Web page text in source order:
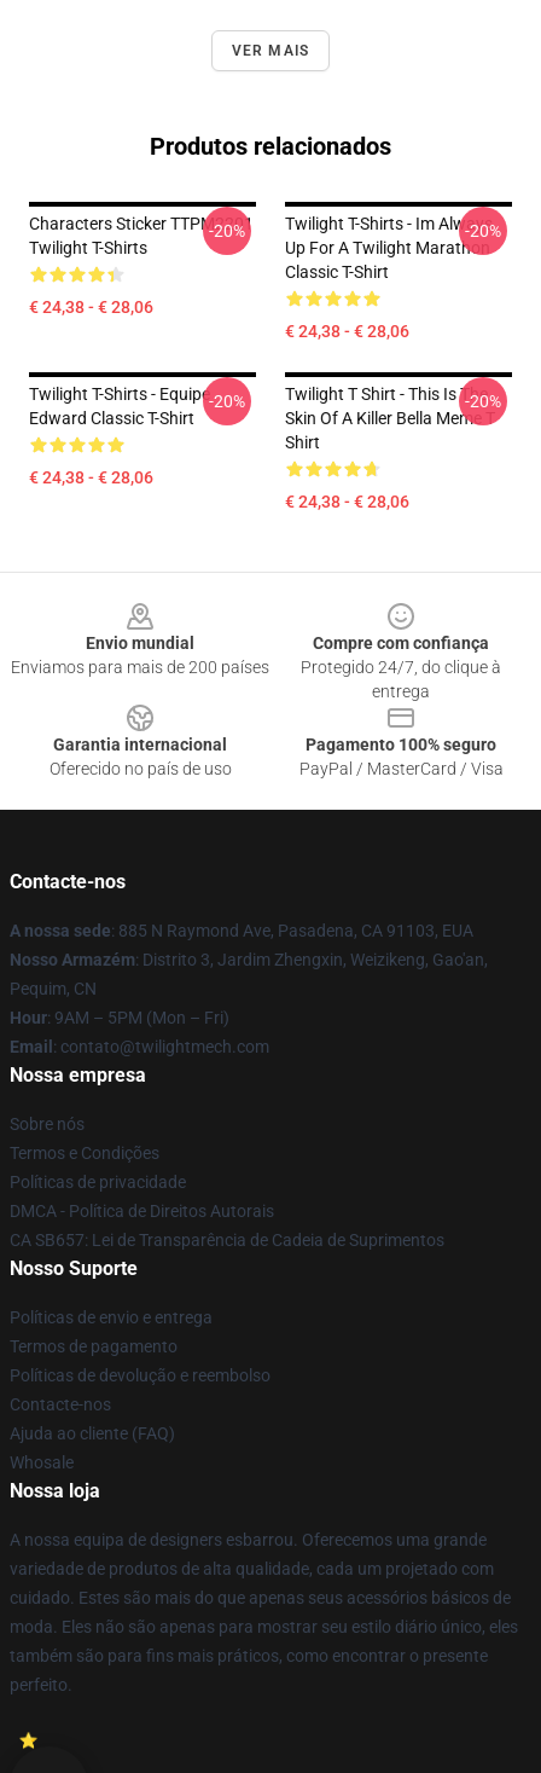
VER MAIS
Produtos relacionados
Characters Sticker TTPM2201
Twilight T-Shirts
€ 24,38 - € 28,06
-20%
Twilight T-Shirts - Im Always
Up For A Twilight Marathon
Classic T-Shirt
€ 24,38 - € 28,06
-20%
Twilight T-Shirts - Equipe
Edward Classic T-Shirt
€ 24,38 - € 28,06
-20%
Twilight T Shirt - This Is The
Skin Of A Killer Bella Meme T
Shirt
€ 24,38 - € 28,06
-20%
Envio mundial
Enviamos para mais de 200 países
Compre com confiança
Protegido 24/7, do clique à
entrega
Garantia internacional
Oferecido no país de uso
Pagamento 100% seguro
PayPal / MasterCard / Visa
Contacte-nos
A nossa sede: 885 N Raymond Ave, Pasadena, CA 91103, EUA
Nosso Armazém: Distrito 3, Jardim Zhengxin, Weizikeng, Gao'an,
Pequim, CN
Hour: 9AM – 5PM (Mon – Fri)
Email : contato@twilightmech.com
Nossa empresa
Sobre nós
Termos e Condições
Políticas de privacidade
DMCA - Política de Direitos Autorais
CA SB657: Lei de Transparência de Cadeia de Suprimentos
Nosso Suporte
Políticas de envio e entrega
Termos de pagamento
Políticas de devolução e reembolso
Contacte-nos
Ajuda ao cliente (FAQ)
Whosale
Nossa loja
A nossa equipa de designers esbarrou. Oferecemos uma grande
variedade de produtos de alta qualidade, cada um projetado com
cuidado. Estes são mais do que apenas seus acessórios básicos de
moda. Eles não são apenas para mostrar seu estilo diário único, eles
também são para fins mais práticos, como encontrar o presente
perfeito.